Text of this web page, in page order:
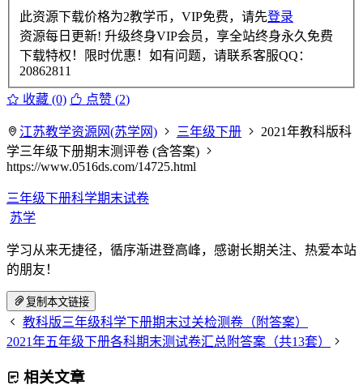
此资源下载价格为2教学币，VIP免费，请先登录
资源每日更新! 升级终身VIP会员，享全站终身永久免费
下载特权！限时优惠！如有问题，请联系客服QQ：
20862811
收藏 (0) 点赞 (2)
江苏教学资源网(苏学网) 三年级下册
2021年教科版科
学三年级下册期末测评卷 (含答案)
https://www.0516ds.com/14725.html
三年级下册科学期末试卷
苏学
学习从来无捷径，循序渐进登高峰，感谢长期关注、热爱本站
的朋友！
复制本文链接
教科版三年级科学下册期末过关检测卷（附答案）
2021年五年级下册各科期末测试卷汇总附答案（共13套）
相关文章